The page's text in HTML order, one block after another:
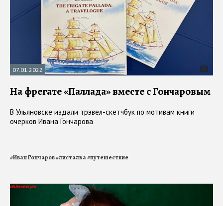
07.01.2022
На фрегате «Паллада» вместе с Гончаровым
В Ульяновске издали трэвел-скетчбук по мотивам книги
очерков Ивана Гончарова
#Иван Гончаров#листалка#путешествие